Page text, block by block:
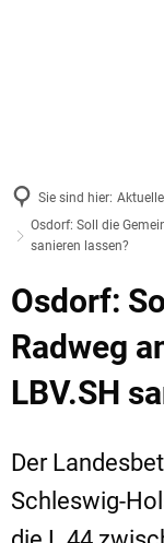
Sie sind hier:
Osdorf: Soll die
sanieren lassen?
Osdorf:
Radweg
LBV.SH
Der
Schleswig-